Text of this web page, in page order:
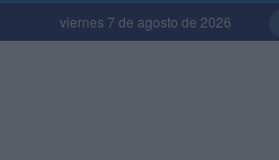
viernes 7 de agosto de 2026